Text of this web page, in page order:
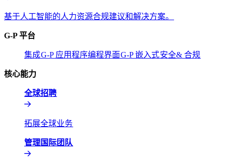
基于人工智能的人力资源合规建议和解决方案。​​
G-P 平台​​
集成​​G-P 应用程序编程界面​​G-P 嵌入式​​安全& 合规​​
核心能力​​
全球招聘​​
拓展全球业务​​
管理国际团队​​